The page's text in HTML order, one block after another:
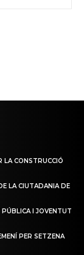
LA CONSTRUCCIÓ
LA CIUTADANIA DE
PÚBLICA I JOVENTUT
PER SETZENA